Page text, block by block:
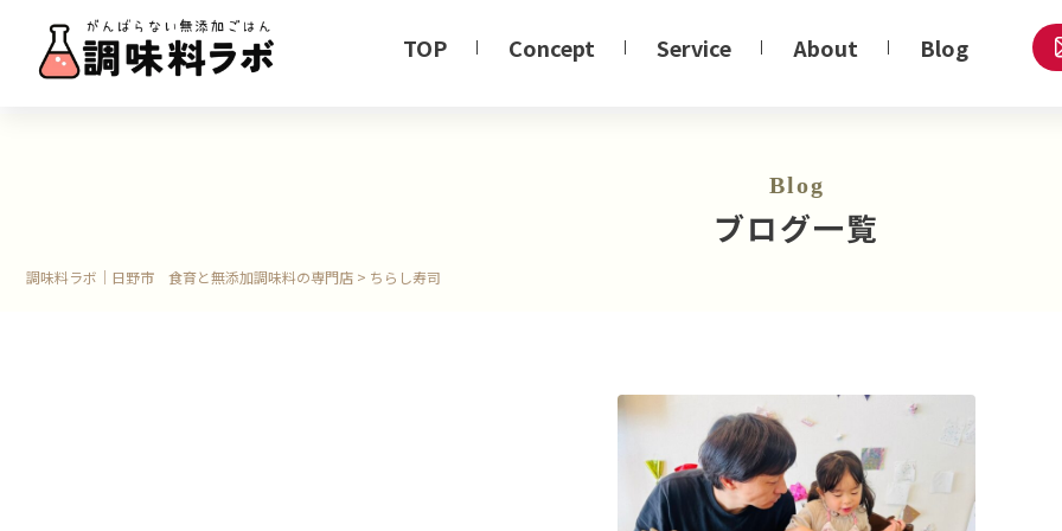
TOP Concept Service About Blog
Blog
ブログ一覧
調味料ラボ｜日野市 食育と無添加調味料の専門店 > ちらし寿司